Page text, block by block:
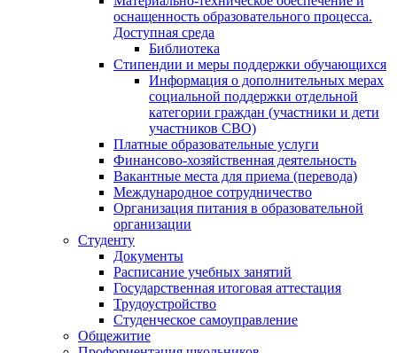
оснащенность образовательного процесса.
Доступная среда
Библиотека
Стипендии и меры поддержки обучающихся
Информация о дополнительных мерах
социальной поддержки отдельной
категории граждан (участники и дети
участников СВО)
Платные образовательные услуги
Финансово-хозяйственная деятельность
Вакантные места для приема (перевода)
Международное сотрудничество
Организация питания в образовательной
организации
Студенту
Документы
Расписание учебных занятий
Государственная итоговая аттестация
Трудоустройство
Студенческое самоуправление
Общежитие